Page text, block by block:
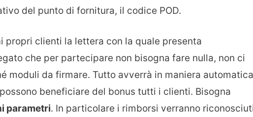
del punto di fornitura, il codice POD.
propri clienti la lettera con la quale presenta
che per partecipare non bisogna fare nulla, non ci
moduli da firmare. Tutto avverrà in maniera
beneficiare del bonus tutti i clienti. Bisogna
parametri. In particolare i rimborsi verranno